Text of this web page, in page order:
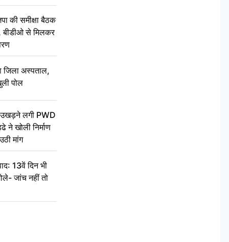
की समीक्षा बैठक
बीडीओ से मिलकर
जिला अस्पताल,
पोल
लगी PWD
खोली निर्माण
मांग
13वें दिन भी
जांच नहीं तो